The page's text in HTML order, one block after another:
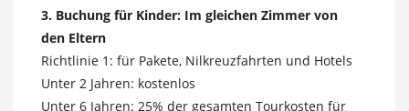
3. Buchung für Kinder: Im gleichen Zimmer von
den Eltern
Richtlinie 1: für Pakete, Nilkreuzfahrten und Hotels
Unter 2 Jahren: kostenlos
Unter 6 Jahren: 25% der gesamten Tourkosten für